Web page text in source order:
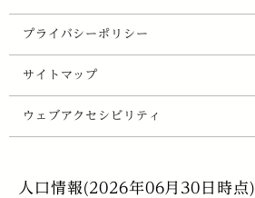
プライバシーポリシー
サイトマップ
ウェブアクセシビリティ
人口情報(2026年06月30日時点)